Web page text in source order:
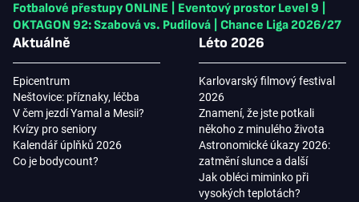
Fotbalové přestupy ONLINE
Eventový prostor Level 9
OKTAGON 92: Szabová vs. Pudilová
Chance Liga 2026/27
Aktuálně
Epicentrum
Neštovice: příznaky, léčba
V čem jezdí Yamal a Mesii?
Kvízy pro seniory
Kalendář úplňků 2026
Co je bodycount?
Léto 2026
Karlovarský filmový festival
2026
Znamení, že jste potkali
někoho z minulého života
Astronomické úkazy 2026:
zatmění slunce a další
Jak obléci miminko při
vysokých teplotách?